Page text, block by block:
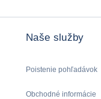
Naše služby
Poistenie pohľadávok
Obchodné informácie